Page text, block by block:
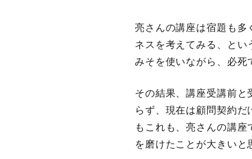
亮さんの講座は宿題も多
ネスを考えてみる、とい
みそを使いながら、必死
その結果、講座受講前と
らず、現在は顧問契約
もこれも、亮さんの講
を磨けたことが大きいと